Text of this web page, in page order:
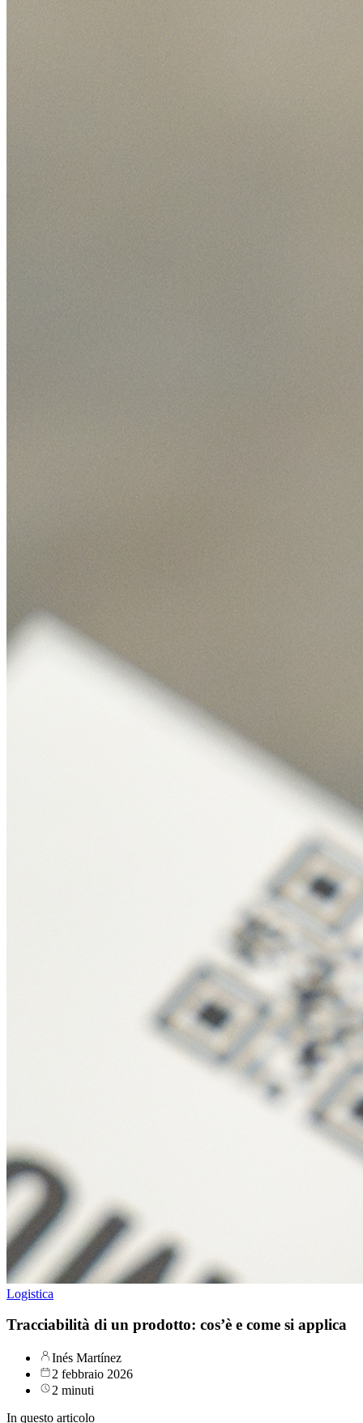
Logistica
Tracciabilità di un prodotto: cos’è e come si applica
Inés Martínez
2 febbraio 2026
2 minuti
In questo articolo